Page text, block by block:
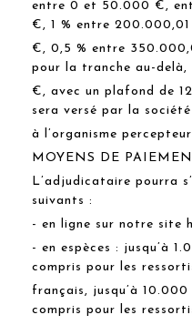
entre 0 et 50.000 €,
€, 1 % entre
€, 0,5 % entre
pour la tranche au-delà,
€, avec un plafond de
sera versé par la
à l’organisme
MOYENS DE
L’adjudicataire pourra
suivants :
- en ligne sur notre site
- en espèces : jusqu’à
compris pour les
français, jusqu’à
compris pour les